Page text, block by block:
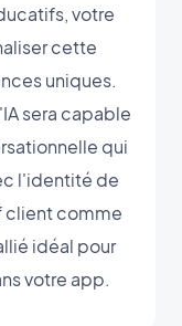
votre
cette
uniques.
sera capable
qui
l'identité de
client comme
idéal pour
votre app.